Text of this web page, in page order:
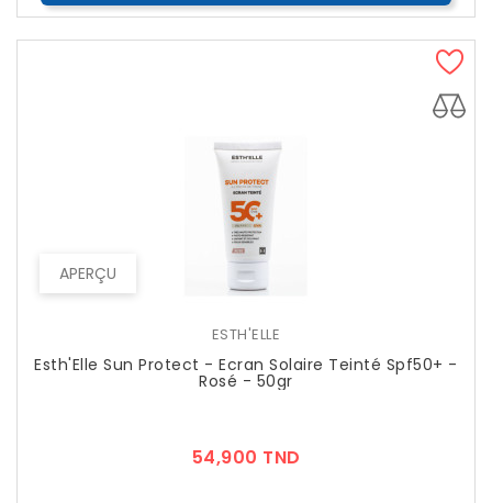
APERÇU
ESTH'ELLE
Esth'Elle Sun Protect - Ecran Solaire Teinté Spf50+ -
Rosé - 50gr
54,900 TND